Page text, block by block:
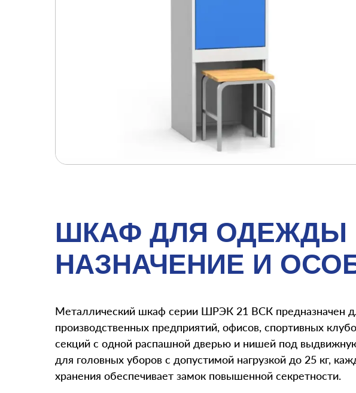
ШКАФ ДЛЯ ОДЕЖДЫ
НАЗНАЧЕНИЕ И
Металлический шкаф серии ШРЭК 21 ВСК предназначен
производственных предприятий, офисов, спортивных
секций с одной распашной дверью и нишей под
для головных уборов с допустимой нагрузкой до 25 кг,
хранения обеспечивает замок повышенной секретности.